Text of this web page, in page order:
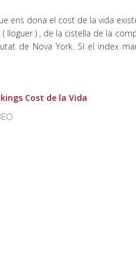
ens dona el cost de la vida
lloguer ) , de la cistella de la
de Nova York. Sí el index
Cost de la Vida